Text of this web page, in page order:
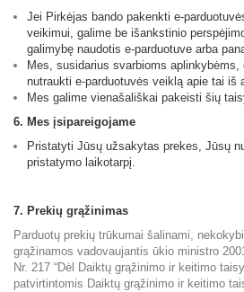
Jei Pirkėjas bando pakenkti e-
veikimui, galime be išankstinio
galimybę naudotis e-parduotuve arba
Mes, susidarius svarbioms
nutraukti e-parduotuvės veiklą apie tai iš
Mes galime vienašališkai pakeisti šių
6. Mes įsipareigojame
Pristatyti Jūsų užsakytas prekes, Jūsų
pristatymo laikotarpį.
7. Prekių grąžinimas
Parduotų prekių trūkumai šalinami,
grąžinamos vadovaujantis ūkio ministro
Nr. 217 “Dėl Daiktų grąžinimo ir keitimo
patvirtintomis Daiktų grąžinimo ir keitimo